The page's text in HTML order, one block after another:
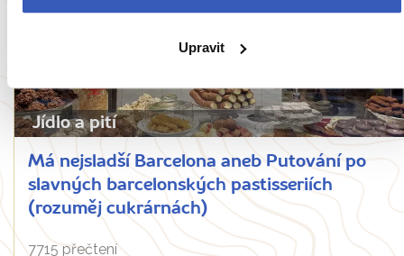
Upravit
Jídlo a pití
Má nejsladší Barcelona aneb Putování po
slavných barcelonských pastisseriích
(rozuměj cukrárnách)
7715 přečtení